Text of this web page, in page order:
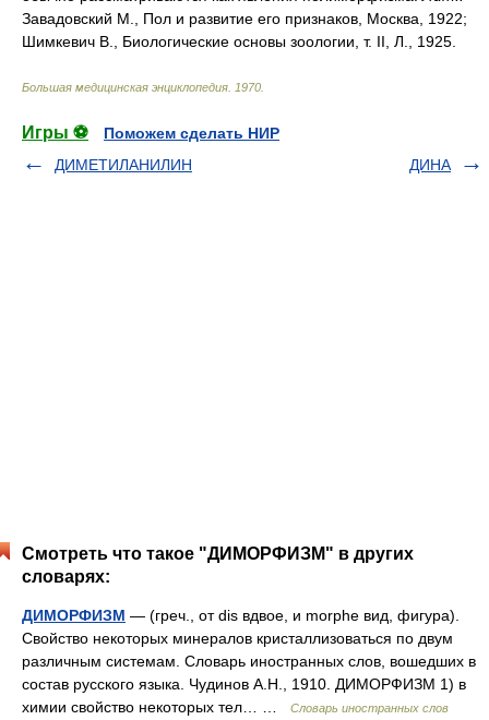
Завадовский М., Пол и развитие его признаков, Москва, 1922;
Шимкевич В., Биологические основы зоологии, т. II, Л., 1925.
Большая медицинская энциклопедия 1970
Игры ⚽
Поможем сделать НИР
ДИМЕТИЛАНИЛИН
ДИНА
Смотреть что такое "ДИМОРФИЗМ" в других
словарях:
ДИМОРФИЗМ — (греч., от dis вдвое, и morphe вид, фигура).
Свойство некоторых минералов кристаллизоваться по двум
различным системам. Словарь иностранных слов, вошедших в
состав русского языка. Чудинов А.Н., 1910. ДИМОРФИЗМ 1) в
химии свойство некоторых тел… …
Словарь иностранных слов